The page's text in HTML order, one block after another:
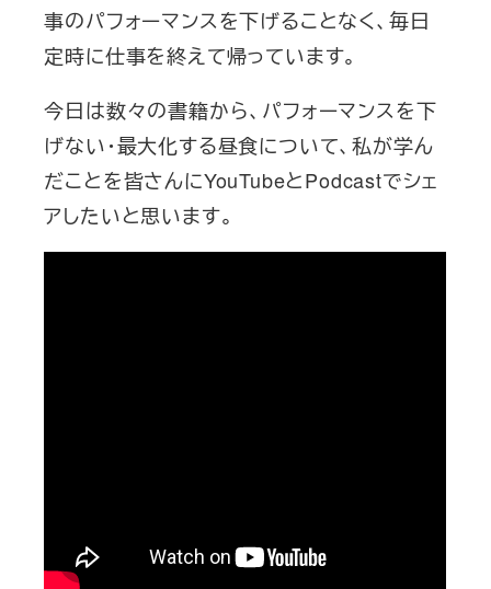
事のパフォーマンスを下げることなく、毎日
定時に仕事を終えて帰っています。
今日は数々の書籍から、パフォーマンスを下
げない・最大化する昼食について、私が学ん
だことを皆さんにYouTubeとPodcastでシェ
アしたいと思います。